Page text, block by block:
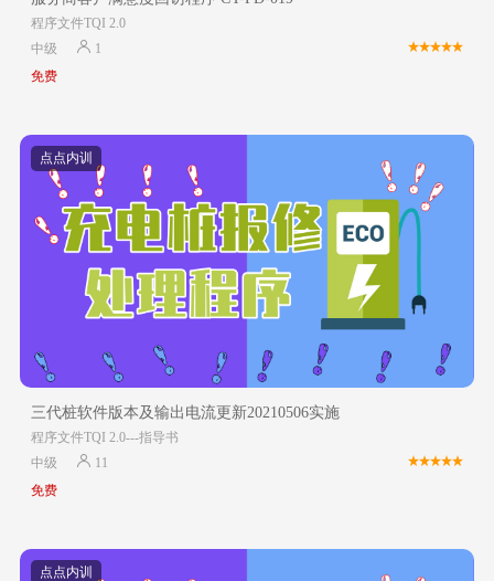
程序文件TQI 2.0
中级
1
免费
点点内训
三代桩软件版本及输出电流更新20210506实施
程序文件TQI 2.0---指导书
中级
11
免费
点点内训